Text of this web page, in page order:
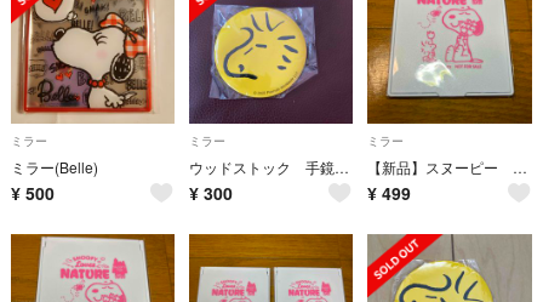
ミラー
ミラー(Belle)
¥ 500
ミラー
ウッドストック 手鏡 ミラー
¥ 300
ミラー
【新品】スヌーピー ノベルティ 折りたたみミラー
¥ 499